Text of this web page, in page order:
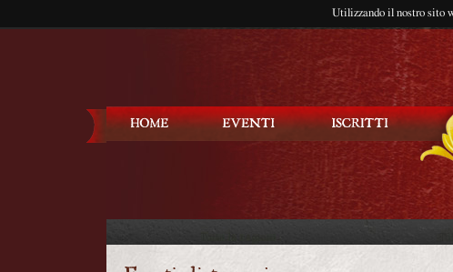
Utilizzando il nostro sito